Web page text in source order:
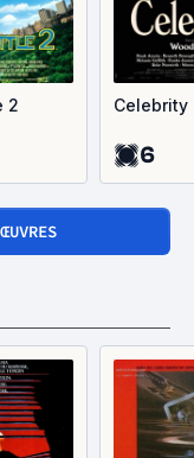
2 Celebrity
6